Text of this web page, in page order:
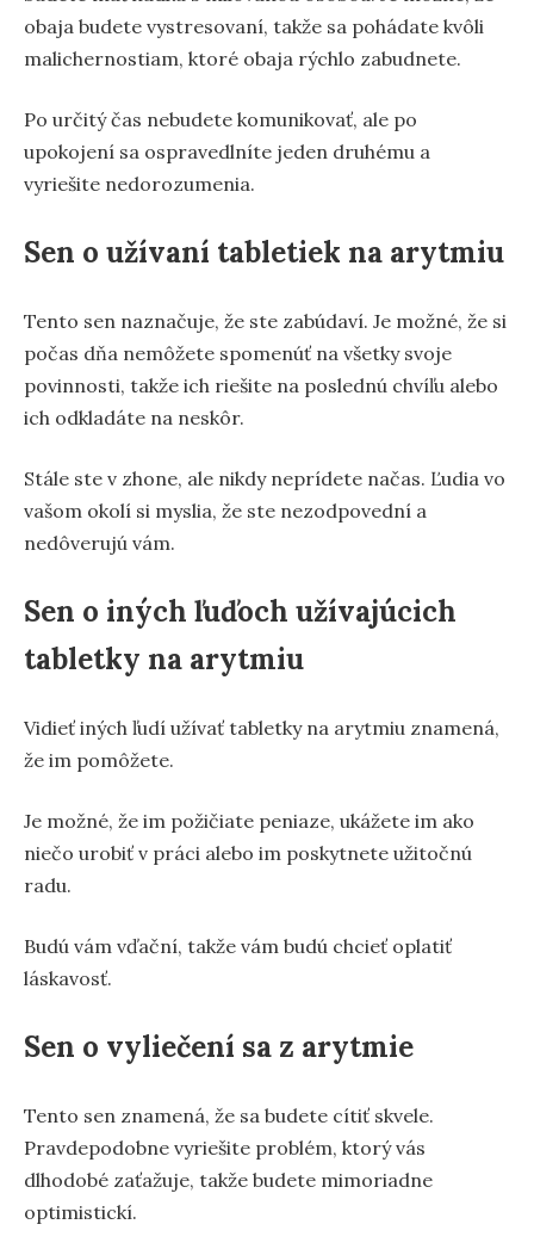
obaja budete vystresovaní, takže sa pohádate kvôli
malichernostiam, ktoré obaja rýchlo zabudnete.
Po určitý čas nebudete komunikovať, ale po
upokojení sa ospravedlníte jeden druhému a
vyriešite nedorozumenia.
Sen o užívaní tabletiek na arytmiu
Tento sen naznačuje, že ste zabúdaví. Je možné, že si
počas dňa nemôžete spomenúť na všetky svoje
povinnosti, takže ich riešite na poslednú chvíľu alebo
ich odkladáte na neskôr.
Stále ste v zhone, ale nikdy neprídete načas. Ľudia vo
vašom okolí si myslia, že ste nezodpovední a
nedôverujú vám.
Sen o iných ľuďoch užívajúcich
tabletky na arytmiu
Vidieť iných ľudí užívať tabletky na arytmiu znamená,
že im pomôžete.
Je možné, že im požičiate peniaze, ukážete im ako
niečo urobiť v práci alebo im poskytnete užitočnú
radu.
Budú vám vďační, takže vám budú chcieť oplatiť
láskavosť.
Sen o vyliečení sa z arytmie
Tento sen znamená, že sa budete cítiť skvele.
Pravdepodobne vyriešite problém, ktorý vás
dlhodobé zaťažuje, takže budete mimoriadne
optimistickí.